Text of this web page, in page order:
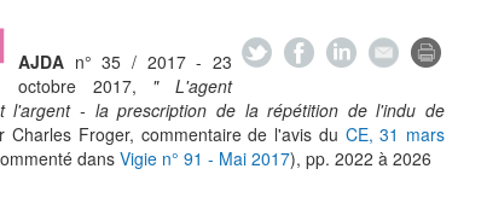
AJDA n° 35 / 2017 - 23
octobre 2017, " L'agent
l'argent - la prescription de la répétition de l'indu de
Charles Froger, commentaire de l'avis du CE, 31 mars
dans Vigie n° 91 - Mai 2017), pp. 2022 à 2026